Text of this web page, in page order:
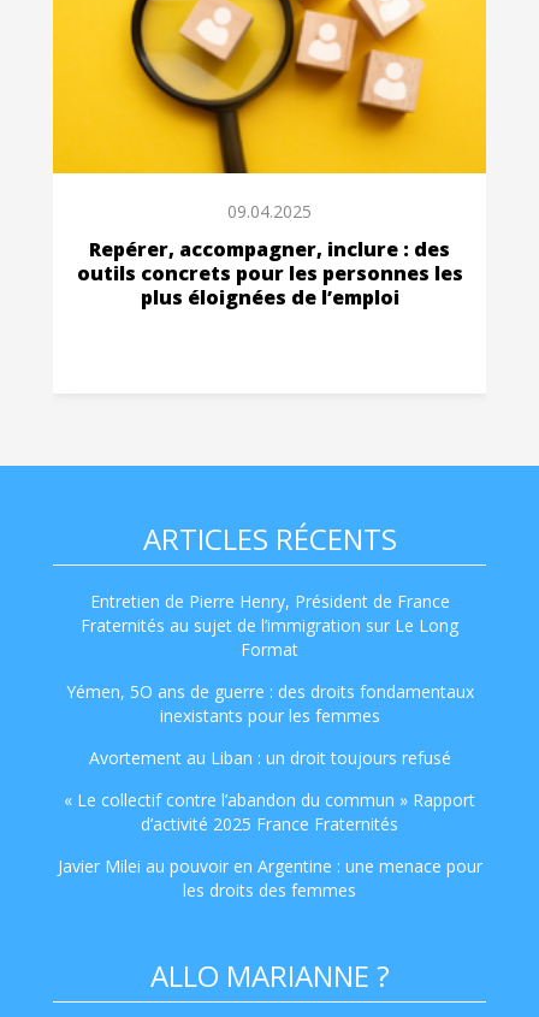
09.04.2025
Repérer, accompagner, inclure : des
outils concrets pour les personnes les
plus éloignées de l’emploi
ARTICLES RÉCENTS
Entretien de Pierre Henry, Président de France
Fraternités au sujet de l’immigration sur Le Long
Format
Yémen, 5O ans de guerre : des droits fondamentaux
inexistants pour les femmes
Avortement au Liban : un droit toujours refusé
« Le collectif contre l’abandon du commun » Rapport
d’activité 2025 France Fraternités
Javier Milei au pouvoir en Argentine : une menace pour
les droits des femmes
ALLO MARIANNE ?